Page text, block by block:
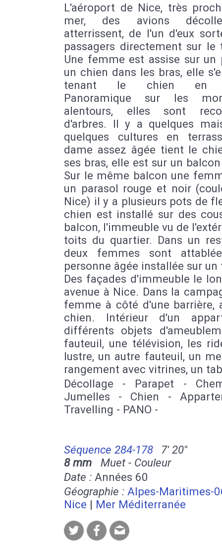
L'aéroport de Nice, très
mer, des avions
atterrissent, de l'un d'eux
passagers directement sur le
Une femme est assise sur un
un chien dans les bras, elle
tenant le chien en
Panoramique sur les
alentours, elles sont
d'arbres. Il y a quelques
quelques cultures en
dame assez âgée tient le
ses bras, elle est sur un
Sur le même balcon une
un parasol rouge et noir
Nice) il y a plusieurs pots de
chien est installé sur des
balcon, l'immeuble vu de
toits du quartier. Dans un
deux femmes sont
personne âgée installée sur un
Des façades d'immeuble le
avenue à Nice. Dans la
femme à côté d'une barrière,
chien. Intérieur d'un
différents objets
fauteuil, une télévision, les
lustre, un autre fauteuil, un
rangement avec vitrines, un
Décollage - Parapet -
Jumelles - Chien -
Travelling - PANO -
Séquence 284-178
7' 20''
8 mm Muet - Couleur
Date : Années 60
Géographie : Alpes-Maritimes-
Nice | Mer Méditerranée